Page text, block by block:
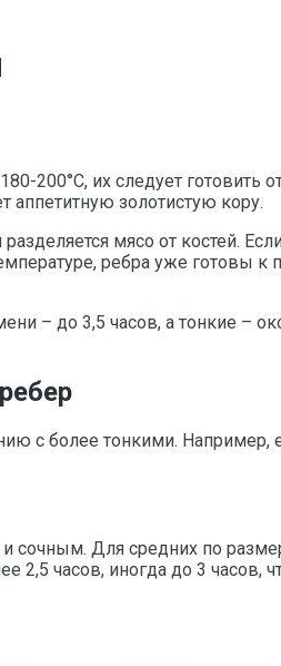
200°C, их следует готовить
аппетитную золотистую кору.
мясо от костей.
ребра уже готовы к
– до 3,5 часов, а тонкие –
с более тонкими. Например,
сочным. Для средних по
2,5 часов, иногда до 3 часов,